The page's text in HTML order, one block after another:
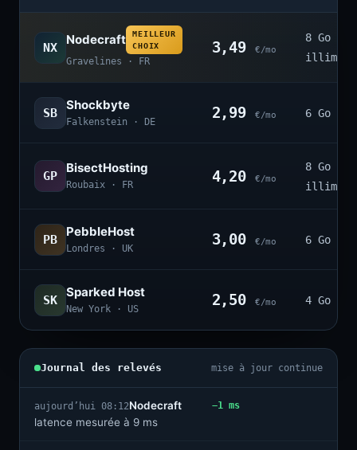
NX
Nodecraft
MEILLEUR
CHOIX
Gravelines · FR
3,49 €/mo
8 Go ·
SB
Shockbyte
Falkenstein · DE
2,99 €/mo 6 Go ·
GP
BisectHosting
Roubaix · FR 4,20 €/mo
8 Go ·
PB
PebbleHost
Londres · UK
3,00 €/mo 6 Go ·
SK
Sparked Host
New York · US
2,50 €/mo 4 Go ·
Journal des relevés mise à jour continue
aujourd’hui 08:12Nodecraft
latence mesurée à 9 ms
−1 ms